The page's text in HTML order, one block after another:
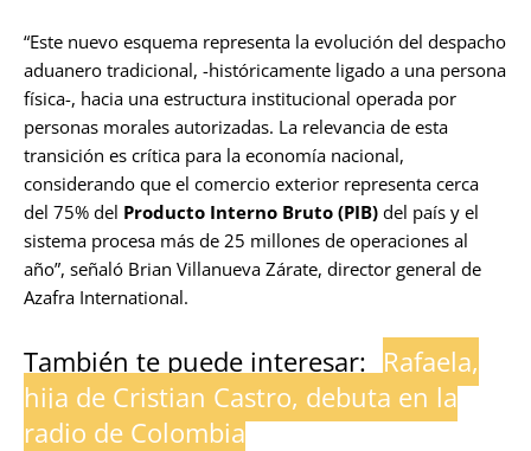
“Este nuevo esquema representa la evolución del despacho
aduanero tradicional, -históricamente ligado a una persona
física-, hacia una estructura institucional operada por
personas morales autorizadas. La relevancia de esta
transición es crítica para la economía nacional,
considerando que el comercio exterior representa cerca
del 75% del Producto Interno Bruto (PIB) del país y el
sistema procesa más de 25 millones de operaciones al
año”, señaló Brian Villanueva Zárate, director general de
Azafra International.
También te puede interesar: Rafaela,
hija de Cristian Castro, debuta en la
radio de Colombia